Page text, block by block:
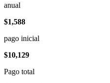
anual
$1,588
pago inicial
$10,129
Pago total